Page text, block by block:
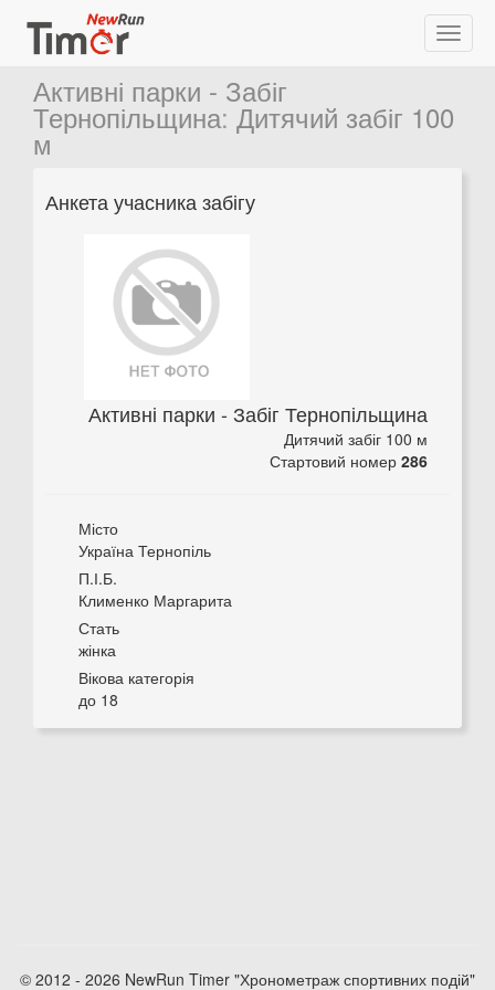
Активні парки - Забіг
Тернопільщина: Дитячий забіг 100
м
Анкета учасника забігу
Активні парки - Забіг Тернопільщина
Дитячий забіг 100 м
Стартовий номер 286
Місто
Україна Тернопіль
П.І.Б.
Клименко Маргарита
Стать
жінка
Вікова категорія
до 18
© 2012 - 2026 NewRun Timer "Хронометраж спортивних подій"